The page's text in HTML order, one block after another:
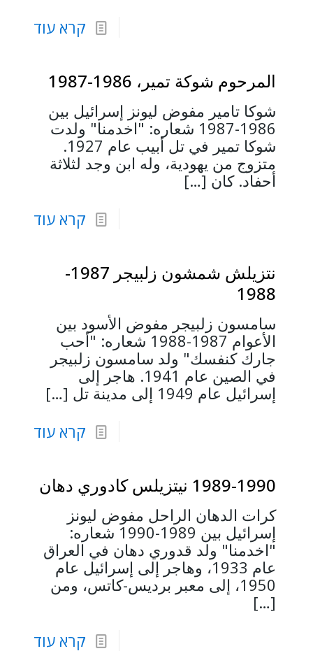
קרא עוד
المرحوم شوكة تمير، 1986-1987
شوكا تامير مفوض ليونز إسرائيل بين
1986-1987 شعاره: "اخدمنا" ولدت
شوكا تمير في تل أبيب عام 1927.
متزوج من يهودية، وله ابن وجد لثلاثة
أحفاد. كان […]
קרא עוד
نتزيلش شمشون زلبيجر 1987-
1988
سامسون زلبيجر مفوض الأسود بين
الأعوام 1987-1988 شعاره: "أحب
جارك كنفسك" ولد سامسون زلبيجر
في الصين عام 1941. هاجر إلى
إسرائيل عام 1949 إلى مدينة تل
[…]
קרא עוד
1989-1990 نيتزيلس كادوري دهان
كرات الدهان الراحل مفوض ليونز
إسرائيل بين 1989-1990 شعاره:
"اخدمنا" ولد قدوري دهان في العراق
عام 1933، وهاجر إلى إسرائيل عام
1950، إلى معبر برديس-كاتس، ومن
[…]
קרא עוד